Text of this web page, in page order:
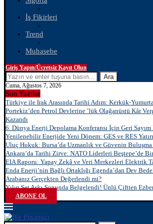
İş Fikirleri
Trend
Muhasebe
Giriş Yapın/Ücretsiz Kayıt Olun
Ara
Cuma, Ağustos 7, 2026
Son Yazılar
Türkiye ile Irak Arasında Tarihi Adım: Kerkük-
Portekiz’den Petrol Devlerine ’lük Olağanüstü Kâr
Kazandı
6. Dünya Enerji Depolama Konferansı İçin Geri
Yenilenebilir Enerjide Yeni Dönem: GES ve RES
Uluç Hukuk: Bursa’da Uzmanlık ve Güvenin Buluşma
Ankara’da Tarihi Zirve: NATO Liderleri Beştepe’de
EIA Raporu: Yapay Zekâ ve Veri Merkezleri Elektrik
Enda Enerji’nin Bağlı Ortaklığı Egenda’dan Dev
Arabanız Gerçekten Değerlendi mi?
Yılın Set Aşkı Sonunda Belgelendi! Ünlü Çiftten
ABONE OL